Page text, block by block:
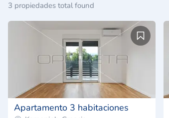
3 propiedades total found
Apartamento 3 habitaciones